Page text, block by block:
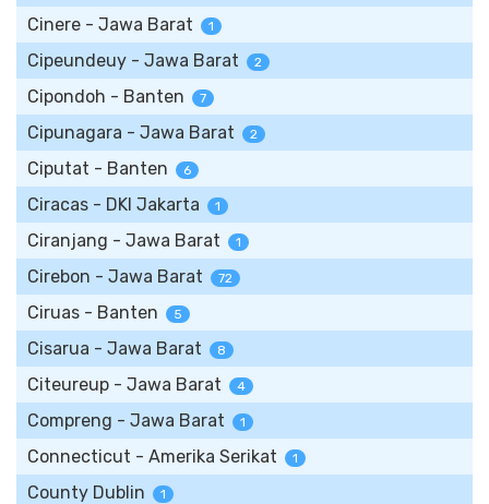
Cinere - Jawa Barat 1
Cipeundeuy - Jawa Barat 2
Cipondoh - Banten 7
Cipunagara - Jawa Barat 2
Ciputat - Banten 6
Ciracas - DKI Jakarta 1
Ciranjang - Jawa Barat 1
Cirebon - Jawa Barat 72
Ciruas - Banten 5
Cisarua - Jawa Barat 8
Citeureup - Jawa Barat 4
Compreng - Jawa Barat 1
Connecticut - Amerika Serikat 1
County Dublin 1